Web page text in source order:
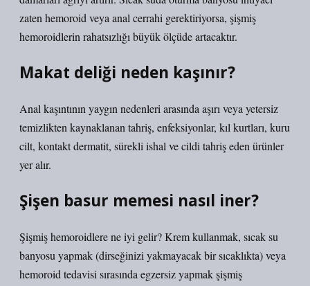
zaten hemoroid veya anal cerrahi gerektiriyorsa, şişmiş
hemoroidlerin rahatsızlığı büyük ölçüde artacaktır.
Makat deliği neden kaşınır?
Anal kaşıntının yaygın nedenleri arasında aşırı veya yetersiz
temizlikten kaynaklanan tahriş, enfeksiyonlar, kıl kurtları, kuru
cilt, kontakt dermatit, sürekli ishal ve cildi tahriş eden ürünler
yer alır.
Şişen basur memesi nasıl iner?
Şişmiş hemoroidlere ne iyi gelir? Krem kullanmak, sıcak su
banyosu yapmak (dirseğinizi yakmayacak bir sıcaklıkta) veya
hemoroid tedavisi sırasında egzersiz yapmak şişmiş